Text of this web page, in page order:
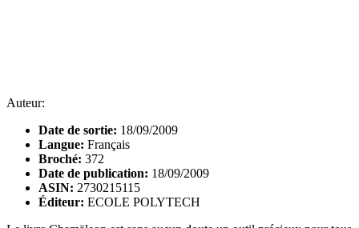
Auteur:
Date de sortie: 18/09/2009
Langue: Français
Broché: 372
Date de publication: 18/09/2009
ASIN: 2730215115
Éditeur: ECOLE POLYTECH